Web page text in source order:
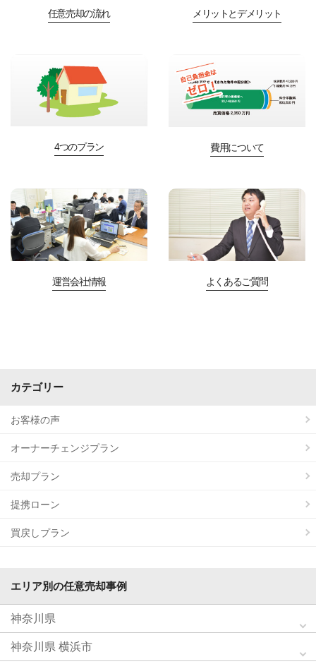
任意売却の流れ メリットとデメリット
4つのプラン 費用について
運営会社情報 よくあるご質問
カテゴリー
お客様の声
オーナーチェンジプラン
売却プラン
提携ローン
買戻しプラン
エリア別の任意売却事例
神奈川県
神奈川県 横浜市